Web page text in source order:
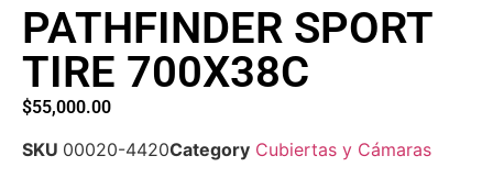
PATHFINDER SPORT
TIRE 700X38C
$55,000.00
SKU 00020-4420Category Cubiertas y Cámaras